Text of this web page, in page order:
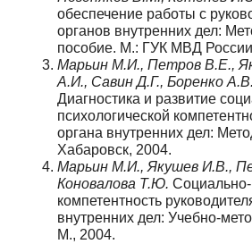
обеспечение работы с
органов внутренних дел:
пособие. М.: ГУК МВД
Марьин М.И., Петров В.Е.,
А.И., Савин Д.Г., Боренко
Диагностика и развитие
психологической
органа внутренних дел:
Хабаровск, 2004.
Марьин М.И., Якушев И.В.,
Коновалова Т.Ю. Социально-
компетентность
внутренних дел: Учебно-
М., 2004.